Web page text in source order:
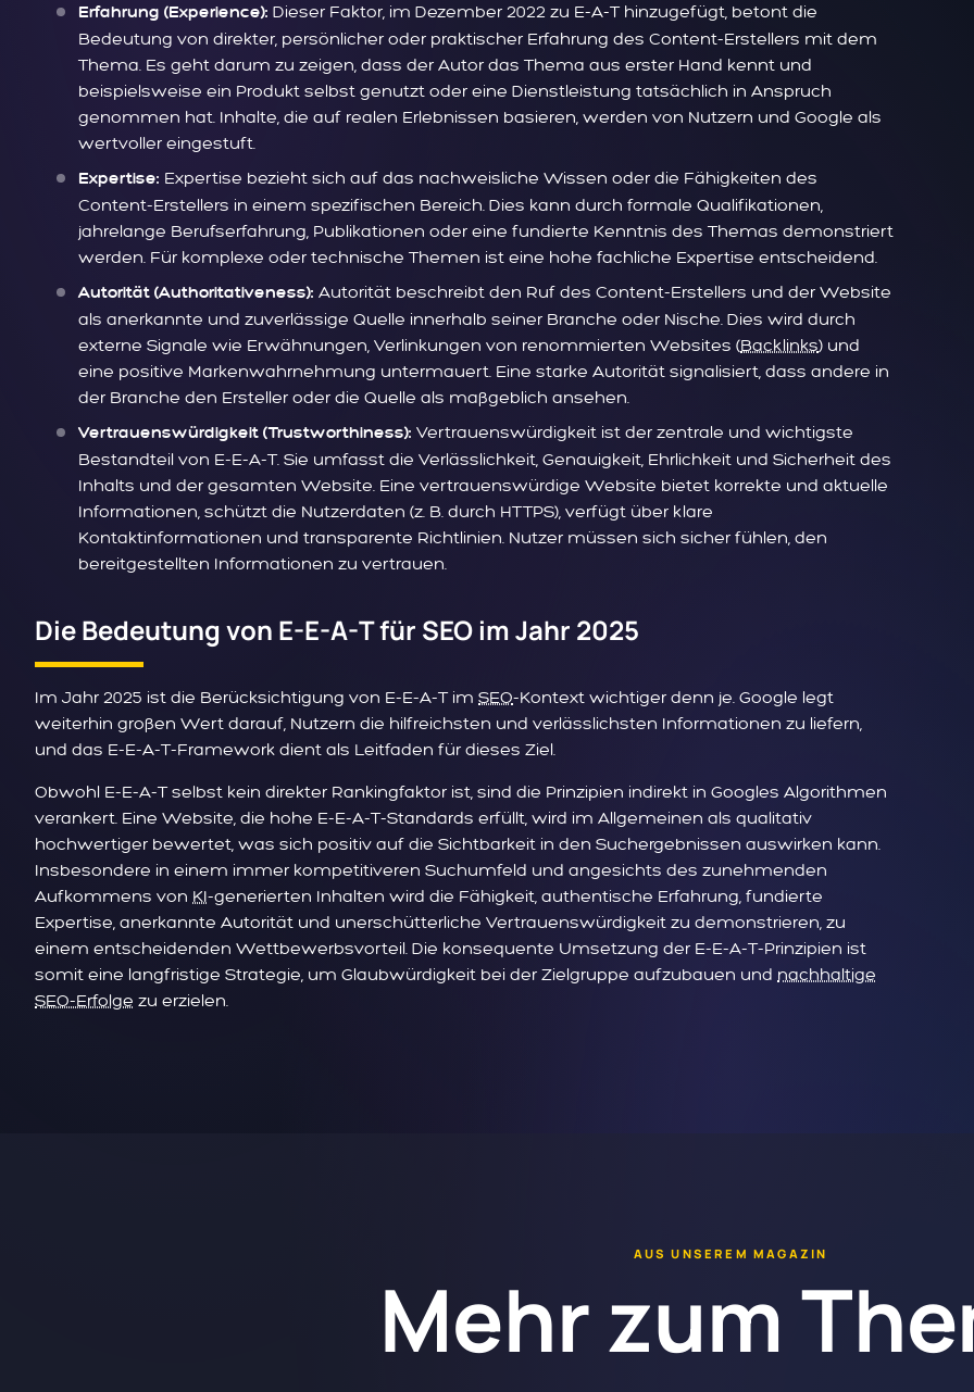
Erfahrung (Experience): Dieser Faktor, im Dezember 2022 zu E-A-T hinzugefügt, betont die
Bedeutung von direkter, persönlicher oder praktischer Erfahrung des Content-Erstellers mit dem
Thema. Es geht darum zu zeigen, dass der Autor das Thema aus erster Hand kennt und
beispielsweise ein Produkt selbst genutzt oder eine Dienstleistung tatsächlich in Anspruch
genommen hat. Inhalte, die auf realen Erlebnissen basieren, werden von Nutzern und Google als
wertvoller eingestuft.
Expertise: Expertise bezieht sich auf das nachweisliche Wissen oder die Fähigkeiten des
Content-Erstellers in einem spezifischen Bereich. Dies kann durch formale Qualifikationen,
jahrelange Berufserfahrung, Publikationen oder eine fundierte Kenntnis des Themas demonstriert
werden. Für komplexe oder technische Themen ist eine hohe fachliche Expertise entscheidend.
Autorität (Authoritativeness): Autorität beschreibt den Ruf des Content-Erstellers und der Website
als anerkannte und zuverlässige Quelle innerhalb seiner Branche oder Nische. Dies wird durch
externe Signale wie Erwähnungen, Verlinkungen von renommierten Websites (Backlinks) und
eine positive Markenwahrnehmung untermauert. Eine starke Autorität signalisiert, dass andere in
der Branche den Ersteller oder die Quelle als maßgeblich ansehen.
Vertrauenswürdigkeit (Trustworthiness): Vertrauenswürdigkeit ist der zentrale und wichtigste
Bestandteil von E-E-A-T. Sie umfasst die Verlässlichkeit, Genauigkeit, Ehrlichkeit und Sicherheit des
Inhalts und der gesamten Website. Eine vertrauenswürdige Website bietet korrekte und aktuelle
Informationen, schützt die Nutzerdaten (z. B. durch HTTPS), verfügt über klare
Kontaktinformationen und transparente Richtlinien. Nutzer müssen sich sicher fühlen, den
bereitgestellten Informationen zu vertrauen.
Die Bedeutung von E-E-A-T für SEO im Jahr 2025
Im Jahr 2025 ist die Berücksichtigung von E-E-A-T im SEO-Kontext wichtiger denn je. Google legt
weiterhin großen Wert darauf, Nutzern die hilfreichsten und verlässlichsten Informationen zu liefern,
und das E-E-A-T-Framework dient als Leitfaden für dieses Ziel.
Obwohl E-E-A-T selbst kein direkter Rankingfaktor ist, sind die Prinzipien indirekt in Googles Algorithmen
verankert. Eine Website, die hohe E-E-A-T-Standards erfüllt, wird im Allgemeinen als qualitativ
hochwertiger bewertet, was sich positiv auf die Sichtbarkeit in den Suchergebnissen auswirken kann.
Insbesondere in einem immer kompetitiveren Suchumfeld und angesichts des zunehmenden
Aufkommens von KI-generierten Inhalten wird die Fähigkeit, authentische Erfahrung, fundierte
Expertise, anerkannte Autorität und unerschütterliche Vertrauenswürdigkeit zu demonstrieren, zu
einem entscheidenden Wettbewerbsvorteil. Die konsequente Umsetzung der E-E-A-T-Prinzipien ist
somit eine langfristige Strategie, um Glaubwürdigkeit bei der Zielgruppe aufzubauen und nachhaltige
SEO-Erfolge zu erzielen.
AUS UNSEREM MAGAZIN
Mehr zum